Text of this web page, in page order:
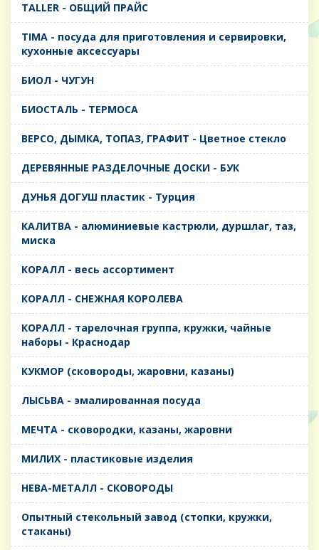
TALLER - ОБЩИЙ ПРАЙС
TIMA - посуда для приготовления и сервировки,
кухонные аксессуары
БИОЛ - ЧУГУН
БИОСТАЛЬ - ТЕРМОСА
ВЕРСО, ДЫМКА, ТОПАЗ, ГРАФИТ - Цветное стекло
ДЕРЕВЯННЫЕ РАЗДЕЛОЧНЫЕ ДОСКИ - БУК
ДУНЬЯ ДОГУШ пластик - Турция
КАЛИТВА - алюминиевые кастрюли, дуршлаг, таз,
миска
КОРАЛЛ - весь ассортимент
КОРАЛЛ - СНЕЖНАЯ КОРОЛЕВА
КОРАЛЛ - тарелочная группа, кружки, чайные
наборы - Краснодар
КУКМОР (сковороды, жаровни, казаны)
ЛЫСЬВА - эмалированная посуда
МЕЧТА - сковородки, казаны, жаровни
МИЛИХ - пластиковые изделия
НЕВА-МЕТАЛЛ - СКОВОРОДЫ
Опытный стекольный завод (стопки, кружки,
стаканы)